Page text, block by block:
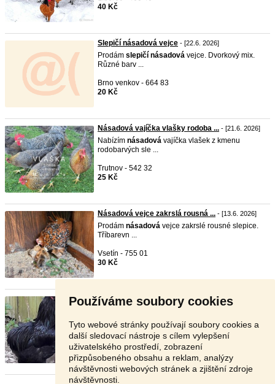
Používáme soubory cookies
Tyto webové stránky používají soubory cookies a
další sledovací nástroje s cílem vylepšení
uživatelského prostředí, zobrazení
přizpůsobeného obsahu a reklam, analýzy
návštěvnosti webových stránek a zjištění zdroje
návštěvnosti.
40 Kč
Slepičí násadová vejce - [22.6. 2026]
Prodám slepičí násadová vejce. Dvorkový mix.
Různé barv ...
Brno venkov - 664 83
20 Kč
Násadová vajíčka vlašky rodoba ... - [21.6. 2026]
Nabízím násadová vajíčka vlašek z kmenu
rodobarvých sle ...
Trutnov - 542 32
25 Kč
Násadová vejce zakrslá rousná ... - [13.6. 2026]
Prodám násadová vejce zakrslé rousné slepice.
Tříbarevn ...
Vsetín - 755 01
30 Kč
Araukana - kuřata a násadová v ...- [11.6. 2026]
Pozná ...
Rakovník - 270 65
V textu